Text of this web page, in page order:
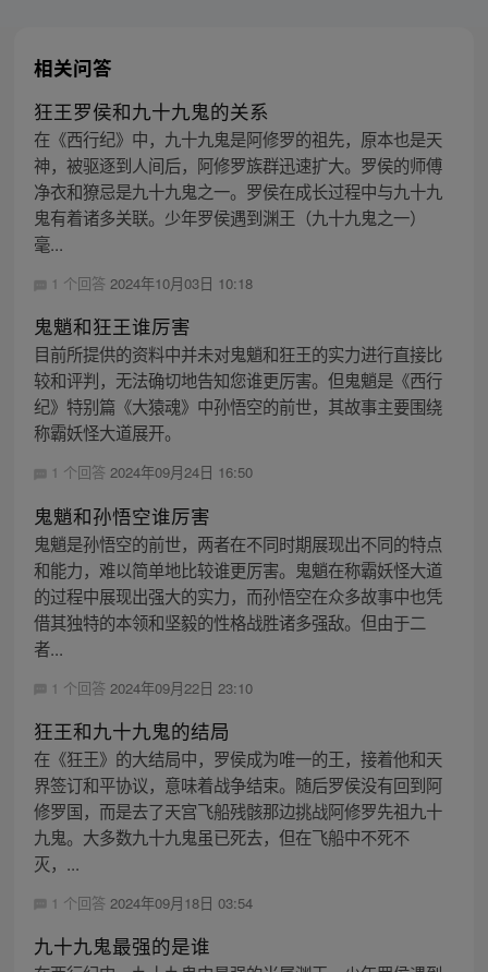
相关问答
狂王罗侯和九十九鬼的关系
在《西行纪》中，九十九鬼是阿修罗的祖先，原本也是天
神，被驱逐到人间后，阿修罗族群迅速扩大。罗侯的师傅
净衣和獠忌是九十九鬼之一。罗侯在成长过程中与九十九
鬼有着诸多关联。少年罗侯遇到渊王（九十九鬼之一）
毫...
1 个回答 2024年10月03日 10:18
鬼魈和狂王谁厉害
目前所提供的资料中并未对鬼魈和狂王的实力进行直接比
较和评判，无法确切地告知您谁更厉害。但鬼魈是《西行
纪》特别篇《大猿魂》中孙悟空的前世，其故事主要围绕
称霸妖怪大道展开。
1 个回答 2024年09月24日 16:50
鬼魈和孙悟空谁厉害
鬼魈是孙悟空的前世，两者在不同时期展现出不同的特点
和能力，难以简单地比较谁更厉害。鬼魈在称霸妖怪大道
的过程中展现出强大的实力，而孙悟空在众多故事中也凭
借其独特的本领和坚毅的性格战胜诸多强敌。但由于二
者...
1 个回答 2024年09月22日 23:10
狂王和九十九鬼的结局
在《狂王》的大结局中，罗侯成为唯一的王，接着他和天
界签订和平协议，意味着战争结束。随后罗侯没有回到阿
修罗国，而是去了天宫飞船残骸那边挑战阿修罗先祖九十
九鬼。大多数九十九鬼虽已死去，但在飞船中不死不
灭，...
1 个回答 2024年09月18日 03:54
九十九鬼最强的是谁